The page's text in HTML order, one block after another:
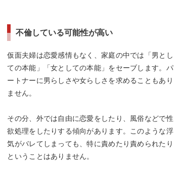
不倫している可能性が高い
仮面夫婦は恋愛感情もなく、家庭の中では「男とし
ての本能」「女としての本能」をセーブします。パ
ートナーに男らしさや女らしさを求めることもあり
ません。
その分、外では自由に恋愛をしたり、風俗などで性
欲処理をしたりする傾向があります。このような浮
気がバレてしまっても、特に責めたり責められたり
ということはありません。